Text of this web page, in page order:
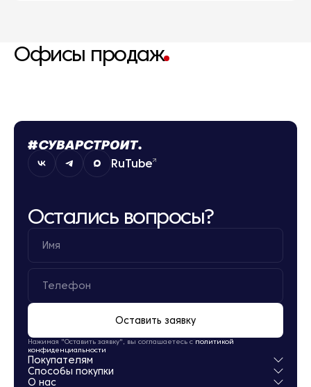
Офисы продаж
RuTube
Остались вопросы?
Оставить заявку
Нажимая "Оставить заявку", вы соглашаетесь с политикой
конфиденциальности
Покупателям
Квартиры
Способы покупки
О нас